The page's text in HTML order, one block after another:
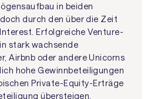
in beiden
durch den über die Zeit
Erfolgreiche Venture-
stark wachsende
Airbnb oder andere Unicorns
hohe Gewinnbeteiligungen
Private-Equity-Erträge
übersteigen.